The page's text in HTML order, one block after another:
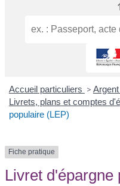
Accueil particuliers >
Livrets, plans et comptes
populaire (LEP)
Fiche pratique
Livret d'épargne